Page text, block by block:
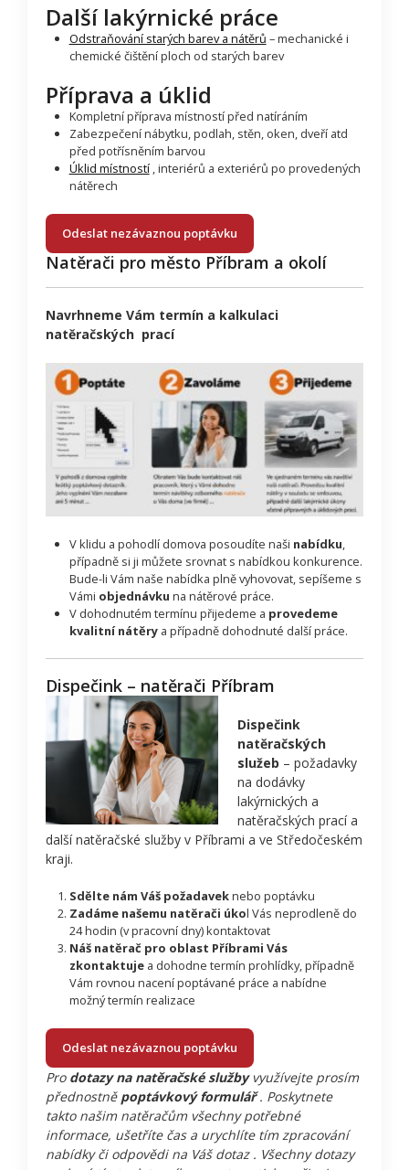
Další lakýrnické práce
Odstraňování starých barev a nátěrů – mechanické i
chemické čištění ploch od starých barev
Příprava a úklid
Kompletní příprava místností před natíráním
Zabezpečení nábytku, podlah, stěn, oken, dveří atd
před potřísněním barvou
Úklid místností, interiérů a exteriérů po provedených
nátěrech
Odeslat nezávaznou poptávku
Natěrači pro město Příbram a okolí
Navrhneme Vám termín a kalkulaci
natěračských prací
V klidu a pohodlí domova posoudíte naši nabídku,
případně si ji můžete srovnat s nabídkou konkurence.
Bude-li Vám naše nabídka plně vyhovovat, sepíšeme s
Vámi objednávku na nátěrové práce.
V dohodnutém termínu přijedeme a provedeme
kvalitní nátěrya případně dohodnuté další práce.
Dispečink – natěrači Příbram
Dispečink
natěračských
služeb – požadavky
na dodávky
lakýrnických a
natěračských prací a
další natěračské služby v Příbrami a ve Středočeském
kraji.
Sdělte nám Váš požadaveknebo poptávku
Zadáme našemu natěrači úkol Vás neprodleně do
24 hodin (v pracovní dny) kontaktovat
Náš natěrač pro oblast Příbrami Vás
zkontaktujea dohodne termín prohlídky, případně
Vám rovnou nacení poptávané práce a nabídne
možný termín realizace
Odeslat nezávaznou poptávku
Pro dotazy na natěračské službyvyužívejte prosím
přednostně poptávkový formulář. Poskytnete
takto našim natěračům všechny potřebné
informace, ušetříte čas a urychlíte tím zpracování
nabídky či odpovědi na Váš dotaz . Všechny dotazy